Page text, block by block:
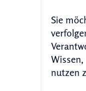
Sie
nutzen